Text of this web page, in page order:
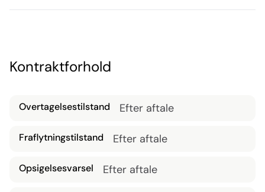
Kontraktforhold
Overtagelsestilstand Efter aftale
Fraflytningstilstand Efter aftale
Opsigelsesvarsel Efter aftale